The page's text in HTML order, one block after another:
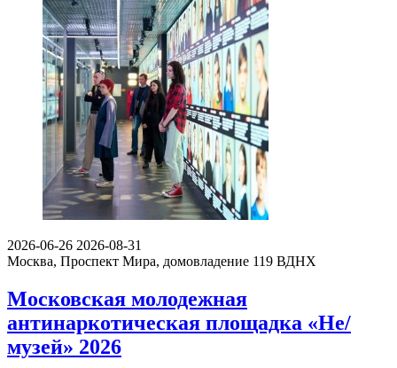
2026-06-26 2026-08-31
Москва, Проспект Мира, домовладение 119 ВДНХ
Московская молодежная
антинаркотическая площадка «Не/
музей» 2026